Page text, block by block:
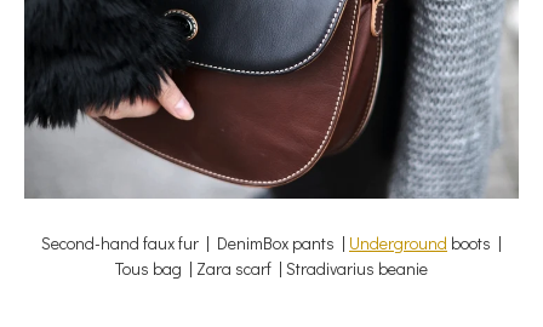
Second-hand faux fur | DenimBox pants | Underground boots |
Tous bag | Zara scarf | Stradivarius beanie